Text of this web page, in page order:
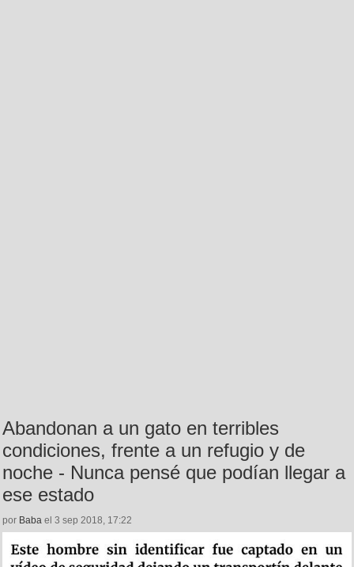
Abandonan a un gato en terribles
condiciones, frente a un refugio y de
noche - Nunca pensé que podían llegar a
ese estado
por Baba el 3 sep 2018, 17:22